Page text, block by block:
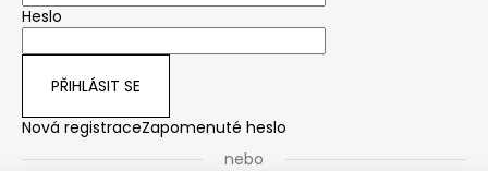
Heslo
PŘIHLÁSIT SE
Nová registraceZapomenuté heslo
nebo